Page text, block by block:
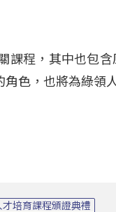
課程，其中也包
色，也將為綠領
才培育課程頒證典禮